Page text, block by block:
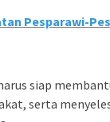
Pesparawi-
siap
serta